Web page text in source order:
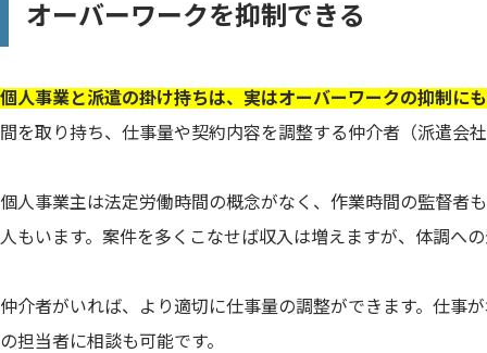
オーバーワークを抑制できる
個人事業と派遣の掛け持ちは、実はオーバーワークの抑制に
間を取り持ち、仕事量や契約内容を調整する仲介者（派遣会
個人事業主は法定労働時間の概念がなく、作業時間の監督者
人もいます。案件を多くこなせば収入は増えますが、体調へ
仲介者がいれば、より適切に仕事量の調整ができます。仕事
の担当者に相談も可能です。